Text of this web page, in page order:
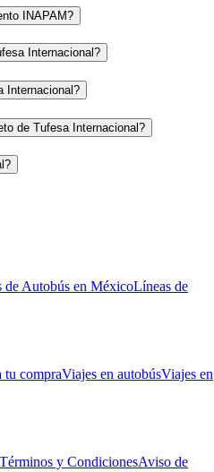
INAPAM?
Internacional?
Internacional?
de Tufesa Internacional?
de Autobús en MéxicoLíneas de
tu compraViajes en autobúsViajes en
Términos y CondicionesAviso de